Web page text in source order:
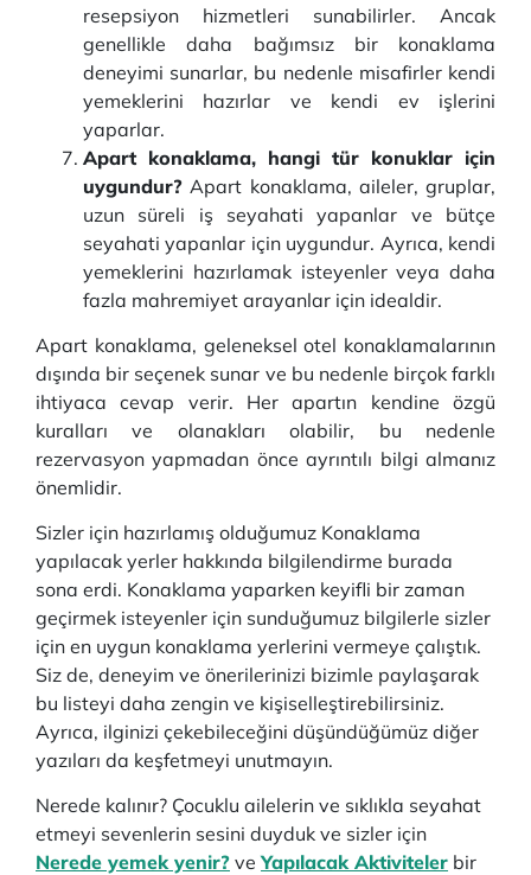
resepsiyon hizmetleri sunabilirler. Ancak
genellikle daha bağımsız bir konaklama
deneyimi sunarlar, bu nedenle misafirler kendi
yemeklerini hazırlar ve kendi ev işlerini
yaparlar.
Apart konaklama, hangi tür konuklar için
uygundur? Apart konaklama, aileler, gruplar,
uzun süreli iş seyahati yapanlar ve bütçe
seyahati yapanlar için uygundur. Ayrıca, kendi
yemeklerini hazırlamak isteyenler veya daha
fazla mahremiyet arayanlar için idealdir.
Apart konaklama, geleneksel otel konaklamalarının
dışında bir seçenek sunar ve bu nedenle birçok farklı
ihtiyaca cevap verir. Her apartın kendine özgü
kuralları ve olanakları olabilir, bu nedenle
rezervasyon yapmadan önce ayrıntılı bilgi almanız
önemlidir.
Sizler için hazırlamış olduğumuz Konaklama
yapılacak yerler hakkında bilgilendirme burada
sona erdi. Konaklama yaparken keyifli bir zaman
geçirmek isteyenler için sunduğumuz bilgilerle sizler
için en uygun konaklama yerlerini vermeye çalıştık.
Siz de, deneyim ve önerilerinizi bizimle paylaşarak
bu listeyi daha zengin ve kişiselleştirebilirsiniz.
Ayrıca, ilginizi çekebileceğini düşündüğümüz diğer
yazıları da keşfetmeyi unutmayın.
Nerede kalınır? Çocuklu ailelerin ve sıklıkla seyahat
etmeyi sevenlerin sesini duyduk ve sizler için
Nerede yemek yenir? veYapılacak Aktiviteler bir